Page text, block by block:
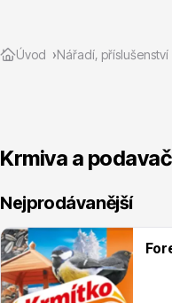
Úvod Nářadí, příslušenství
Krmiva a
Nejprodávanější